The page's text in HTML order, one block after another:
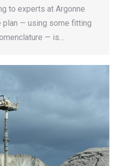
to experts at Argonne
plan — using some fitting
— is…